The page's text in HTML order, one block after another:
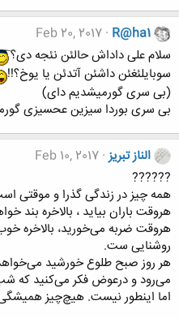
R@ha1
Feb 20, 2017
سلام علی داداش حالئن نئجه دی؟
سوبایلئغئن داشئن آتدئن یا یوخ؟!!
(بی سری گورمیشدیم دای)
بی سری بوردا سیزین عحسیزی
الناز تبریز Feb 10, 2017
??????
همه چیز در زندگی گذرا و موقتی
هروقت باران بیاید ، بالاخره بند
هروقت ضربه می‌خورید، بالاخره
روشنایی ست.
هر روز صبح طلوع خورشید
می‌رود و درعوض فکر می‌کنید که
اما اینطور نیست. هیچ‌چیز